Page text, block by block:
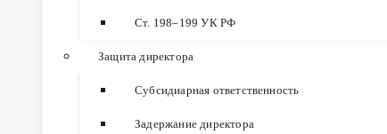
Ст. 198–199 УК РФ
Защита директора
Субсидиарная ответственность
Задержание директора